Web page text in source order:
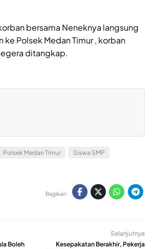
bersama Neneknya langsung
ke Polsek Medan Timur , korban
ditangkap.
Polsek Medan Timur
Siswa SMP
Bagikan:
Boleh
Selanjutnya
Kesepakatan Berakhir, Pekerja